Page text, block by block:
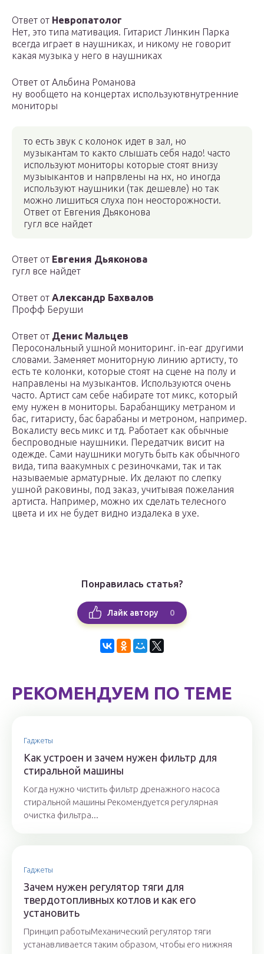
Ответ от Невропатолог
Нет, это типа мативация. Гитарист Линкин Парка
всегда играет в наушниках, и никому не говорит
какая музыка у него в наушниках
Ответ от Альбина Романова
ну вообщето на концертах используютвнутренние
мониторы
то есть звук с колонок идет в зал, но
музыкантам то както слышать себя надо! часто
используют мониторы которые стоят внизу
музыыкантов и напрвлены на нх, но иногда
используют наушники (так дешевле) но так
можно лишиться слуха пон неосторожности.
Ответ от Евгения Дьяконова
гугл все найдет
Ответ от Евгения Дьяконова
гугл все найдет
Ответ от Александр Бахвалов
Профф Беруши
Ответ от Денис Мальцев
Перосональный ушной мониторинг. in-ear другими
словами. Заменяет мониторную линию артисту, то
есть те колонки, которые стоят на сцене на полу и
направлены на музыкантов. Используются очень
часто. Артист сам себе набирате тот микс, который
ему нужен в мониторы. Барабанщику метраном и
бас, гитаристу, бас барабаны и метроном, например.
Вокалисту весь микс и тд. Работает как обычные
беспроводные наушники. Передатчик висит на
одежде. Сами наушники могуть быть как обычного
вида, типа ваакумных с резиночками, так и так
называемые арматурные. Их делают по слепку
ушной раковины, под заказ, учитывая пожелания
артиста. Например, можно их сделать телесного
цвета и их не будет видно издалека в ухе.
Понравилась статья?
Лайк автору 0
РЕКОМЕНДУЕМ ПО ТЕМЕ
Гаджеты
Как устроен и зачем нужен фильтр для
стиральной машины
Когда нужно чистить фильтр дренажного насоса
стиральной машины Рекомендуется регулярная
очистка фильтра...
Гаджеты
Зачем нужен регулятор тяги для
твердотопливных котлов и как его
установить
Принцип работыМеханический регулятор тяги
устанавливается таким образом, чтобы его нижняя